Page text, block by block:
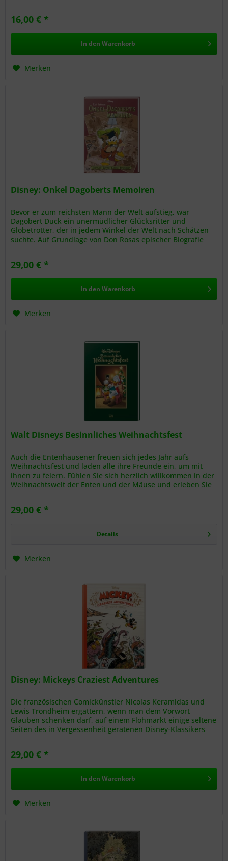
16,00 € *
In den Warenkorb
Merken
Disney: Onkel Dagoberts Memoiren
Bevor er zum reichsten Mann der Welt aufstieg, war
Dagobert Duck ein unermüdlicher Glücksritter und
Globetrotter, der in jedem Winkel der Welt nach Schätzen
suchte. Auf Grundlage von Don Rosas epischer Biografie
29,00 € *
In den Warenkorb
Merken
Walt Disneys Besinnliches Weihnachtsfest
Auch die Entenhausener freuen sich jedes Jahr aufs
Weihnachtsfest und laden alle ihre Freunde ein, um mit
ihnen zu feiern. Fühlen Sie sich herzlich willkommen in der
Weihnachtswelt der Enten und der Mäuse und erleben Sie
29,00 € *
Details
Merken
Disney: Mickeys Craziest Adventures
Die französischen Comickünstler Nicolas Keramidas und
Lewis Trondheim ergattern, wenn man dem Vorwort
Glauben schenken darf, auf einem Flohmarkt einige seltene
Seiten des in Vergessenheit geratenen Disney-Klassikers
29,00 € *
In den Warenkorb
Merken